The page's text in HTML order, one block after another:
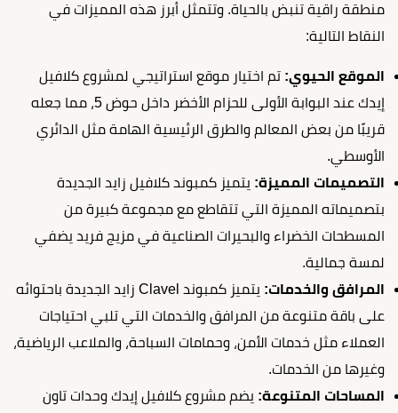
منطقة راقية تنبض بالحياة. وتتمثل أبرز هذه المميزات في
النقاط التالية:
الموقع الحيوي: تم اختيار موقع استراتيجي لمشروع كلافيل
إيدك عند البوابة الأولى للحزام الأخضر داخل حوض 5، مما جعله
قريبًا من بعض المعالم والطرق الرئيسية الهامة مثل الدائري
الأوسطي.
التصميمات المميزة: يتميز كمبوند كلافيل زايد الجديدة
بتصميماته المميزة التي تتقاطع مع مجموعة كبيرة من
المسطحات الخضراء والبحيرات الصناعية في مزيج فريد يضفي
لمسة جمالية.
المرافق والخدمات:
يتميز كمبوند Clavel زايد الجديدة باحتوائه
على باقة متنوعة من المرافق والخدمات التي تلبي احتياجات
العملاء مثل خدمات الأمن، وحمامات السباحة، والملاعب الرياضية،
وغيرها من الخدمات.
المساحات المتنوعة: يضم مشروع كلافيل إيدك وحدات تاون